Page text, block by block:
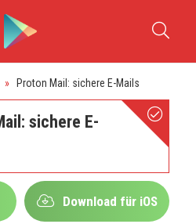
» Proton Mail: sichere E-Mails
sichere E-
Download für iOS